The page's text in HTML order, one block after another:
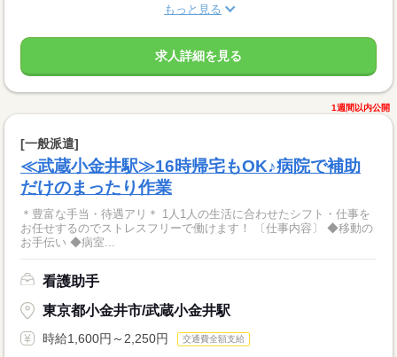
もっと見る
求人詳細を見る
1週間以内公開
[一般派遣]
≪武蔵小金井駅≫16時帰宅もOK♪病院で補助
だけのまったり作業
＊豊富な手当・待遇アリ＊ 1人1人の生活に合わせたシフト・仕事を
お任せするのでストレスフリーで働けます！ 〔仕事内容〕 ◆移動の
お手伝い ◆病室...
看護助手
東京都小金井市/武蔵小金井駅
時給1,600円～2,250円 交通費全額支給